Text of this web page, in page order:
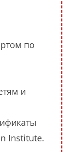
по
и
Institute.